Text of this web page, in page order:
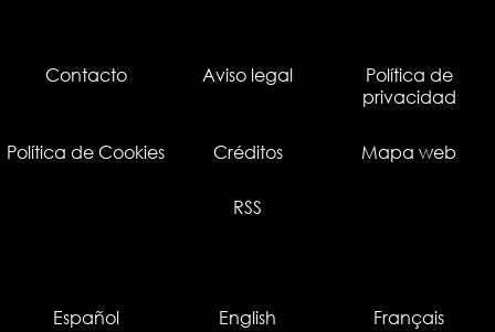
Contacto Aviso legal
Política de
privacidad
Política de Cookies Créditos Mapa web
RSS
Español English Français